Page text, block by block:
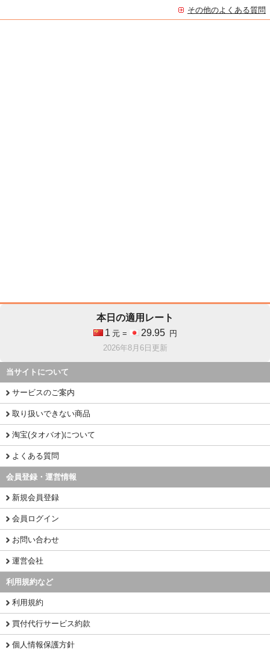
その他のよくある質問
本日の適用レート
1 元 = 29.95
円
2026年8月6日更新
当サイトについて
サービスのご案内
取り扱いできない商品
淘宝(タオバオ)について
よくある質問
会員登録・運営情報
新規会員登録
会員ログイン
お問い合わせ
運営会社
利用規約など
利用規約
買付代行サービス約款
個人情報保護方針